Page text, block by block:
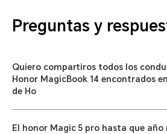
Preguntas y
Quiero compartiros todos los
Honor MagicBook 14 encontrados
de Ho
El honor Magic 5 pro hasta que año